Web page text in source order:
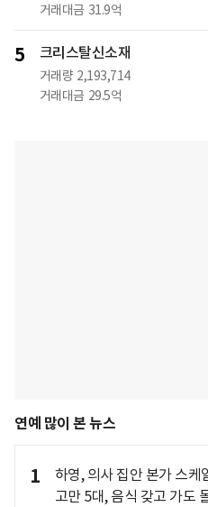
거래대금 31.9억
5 크리스탈신소재
거래량 2,193,714
거래대금 29.5억
연예 많이 본 뉴스
1
하영, 의사 집안 본가 스케
고만 5대, 음식 갖고 가도